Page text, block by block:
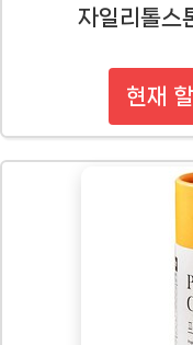
자일리톨스
현재